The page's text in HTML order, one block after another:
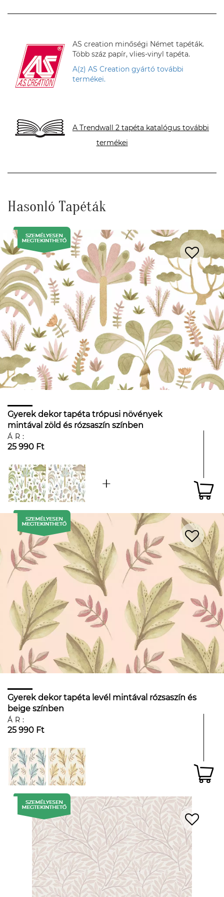
AS creation minőségi Német tapéták.
Több száz papír, vlies-vinyl tapéta.
A(z) AS Creation gyártó további
termékei.
A Trendwall 2 tapéta katalógus további
termékei
Hasonló Tapéták
Gyerek dekor tapéta trópusi növények
mintával zöld és rózsaszín színben
ÁR:
25 990 Ft
Gyerek dekor tapéta levél mintával rózsaszín és
beige színben
ÁR:
25 990 Ft